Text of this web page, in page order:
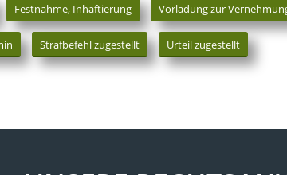
Festnahme, Inhaftierung Vorladung zur
Strafbefehl zugestellt Urteil zugestellt